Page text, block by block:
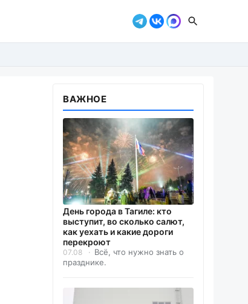
ВАЖНОЕ
День города в Тагиле: кто
выступит, во сколько салют,
как уехать и какие дороги
перекроют
07.08
Всё, что нужно знать о
празднике.